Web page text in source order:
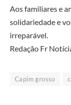
Aos familiares e
solidariedade e
irreparável.
Redação Fr
Capim grosso